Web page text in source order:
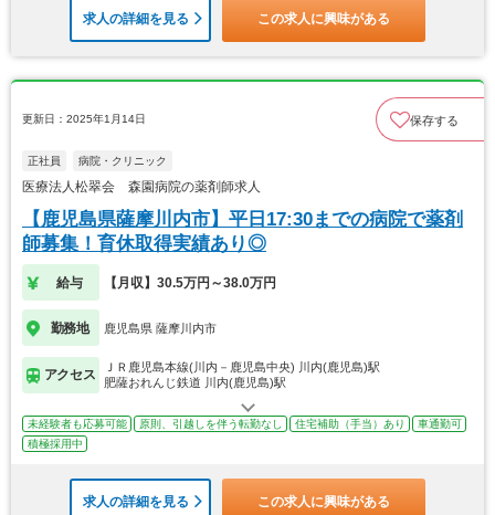
求人の詳細を見る この求人に興味がある
更新日：2025年1月14日 保存する
正社員 病院・クリニック
医療法人松翠会 森園病院の薬剤師求人
【鹿児島県薩摩川内市】平日17:30までの病院で薬剤
師募集！育休取得実績あり◎
給与 【月収】30.5万円～38.0万円
勤務地 鹿児島県 薩摩川内市
アクセス
ＪＲ鹿児島本線(川内－鹿児島中央) 川内(鹿児島)駅
肥薩おれんじ鉄道 川内(鹿児島)駅
未経験者も応募可能 原則、引越しを伴う転勤なし 住宅補助（手当）あり
車通勤可
積極採用中
求人の詳細を見る この求人に興味がある